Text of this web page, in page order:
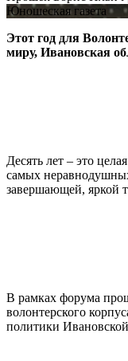
Юношеская газета
Этот год для
миру, Ивановская
Десять лет – это
самых
завершающей, яркой
В рамках форума
волонтерского
политики